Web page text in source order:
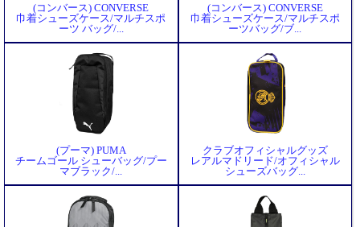
(コンバース) CONVERSE
巾着シューズケース/マルチスポ
ーツ バッグ/...
(コンバース) CONVERSE
巾着シューズケース/マルチスポ
ーツバッグ/ブ...
(プーマ) PUMA
チームゴール シューバッグ/プー
マブラック/...
クラブオフィシャルグッズ
レアルマドリード/オフィシャル
シューズバッグ...